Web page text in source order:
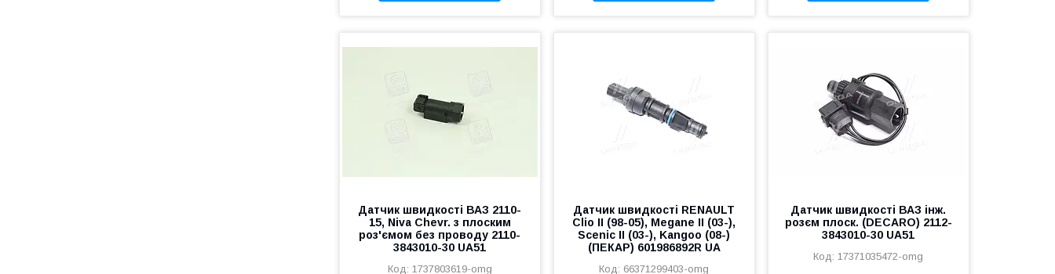
Датчик швидкості ВАЗ 2110-
15, Niva Chevr. з плоским
роз'ємом без проводу 2110-
3843010-30 UA51
1737803619-omg
Датчик швидкості RENAULT
Clio II (98-05), Megane II (03-),
Scenic II (03-), Kangoo (08-)
(ПЕКАР) 601986892R UA
66371299403-omg
Датчик швидкості ВАЗ інж.
розєм плоск. (DECARO) 2112-
3843010-30 UA51
17371035472-omg